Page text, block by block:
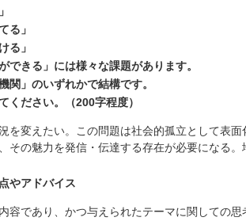
る」
る」
できる」には様々な課題があります。
関」のいずれかで結構です。
ください。（200字程度）
を変えたい。この問題は社会的孤立として表
その魅力を発信・伝達する存在が必要になる。
やアドバイス
容であり、かつ与えられたテーマに関しての